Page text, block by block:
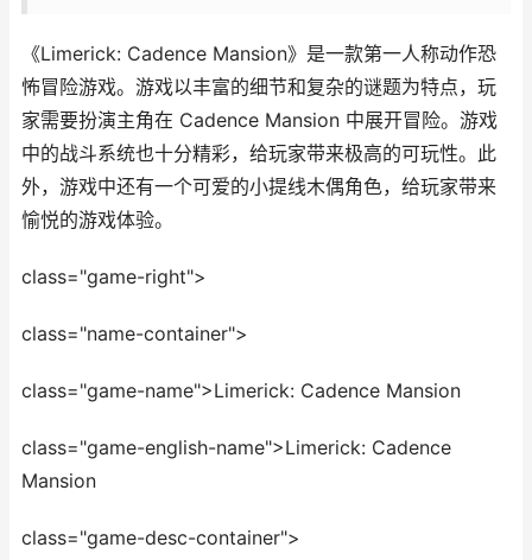
《Limerick: Cadence Mansion》是一款第一人称动作恐
怖冒险游戏。游戏以丰富的细节和复杂的谜题为特点，玩
家需要扮演主角在 Cadence Mansion 中展开冒险。游戏
中的战斗系统也十分精彩，给玩家带来极高的可玩性。此
外，游戏中还有一个可爱的小提线木偶角色，给玩家带来
愉悦的游戏体验。
class="game-right">
class="name-container">
class="game-name">Limerick: Cadence Mansion
class="game-english-name">Limerick: Cadence
Mansion
class="game-desc-container">